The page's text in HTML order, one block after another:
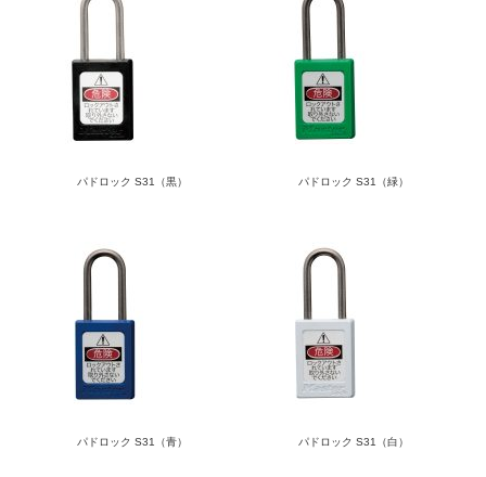
パドロック S31（黒） パドロック S31（緑）
パドロック S31（青） パドロック S31（白）